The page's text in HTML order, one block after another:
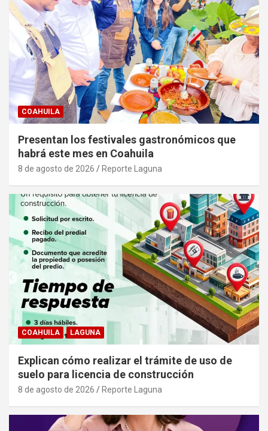
COAHUILA
Presentan los festivales gastronómicos que
habrá este mes en Coahuila
8 de agosto de 2026 Reporte Laguna
COAHUILA LAGUNA
Explican cómo realizar el trámite de uso de
suelo para licencia de construcción
8 de agosto de 2026 Reporte Laguna